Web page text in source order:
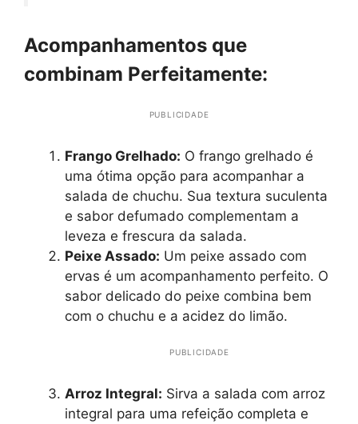
Acompanhamentos que
combinam Perfeitamente:
PUBLICIDADE
Frango Grelhado: O frango grelhado é
uma ótima opção para acompanhar a
salada de chuchu. Sua textura suculenta
e sabor defumado complementam a
leveza e frescura da salada.
Peixe Assado: Um peixe assado com
ervas é um acompanhamento perfeito. O
sabor delicado do peixe combina bem
com o chuchu e a acidez do limão.
PUBLICIDADE
Arroz Integral: Sirva a salada com arroz
integral para uma refeição completa e